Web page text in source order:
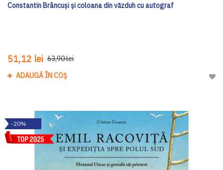
Constantin Brâncuși și coloana din văzduh cu autograf
51,12 lei 63,90 lei
ADAUGĂ ÎN COȘ
-20%